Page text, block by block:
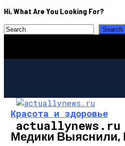
Hi, What Are You Looking For?
actuallynews.ru
Красота и здоровье
Медики Выяснили,